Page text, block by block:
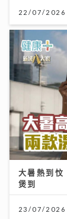
22/07/2026
大暑熱到忟
煲到
23/07/2026